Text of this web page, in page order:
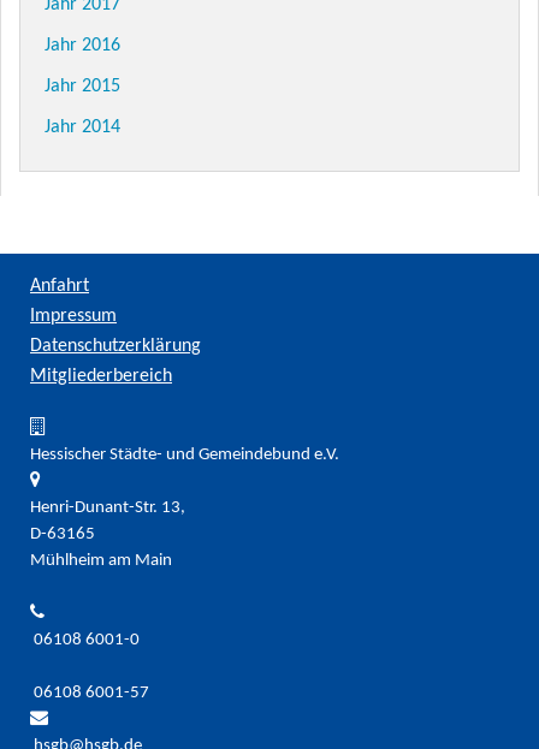
Jahr 2017
Jahr 2016
Jahr 2015
Jahr 2014
Anfahrt
Impressum
Datenschutzerklärung
Mitgliederbereich
Hessischer Städte- und Gemeindebund e.V.
Henri-Dunant-Str. 13,
D-63165
Mühlheim am Main
06108 6001-0
06108 6001-57